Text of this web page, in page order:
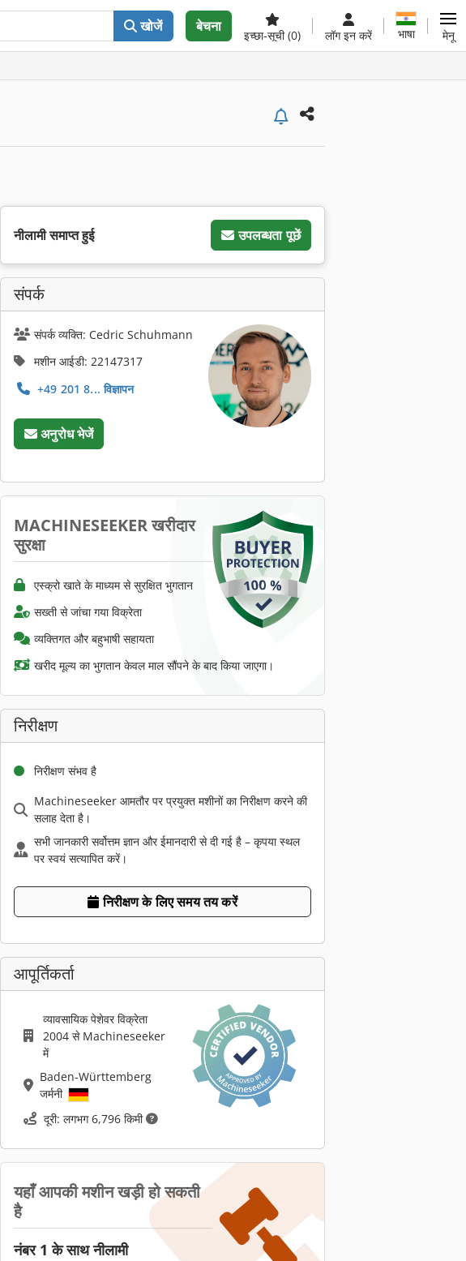
खोजें बेचना
इच्छा-सूची(0) लॉग इन करें भाषा मेनू
नीलामी समाप्त हुई उपलब्धता पूछें
संपर्क
संपर्क व्यक्ति: Cedric Schuhmann
मशीन आईडी: 22147317
+49 201 8... विज्ञापन
अनुरोध भेजें
MACHINESEEKER खरीदार
सुरक्षा
एस्क्रो खाते के माध्यम से सुरक्षित भुगतान
सख्ती से जांचा गया विक्रेता
व्यक्तिगत और बहुभाषी सहायता
खरीद मूल्य का भुगतान केवल माल सौंपने के बाद किया जाएगा।
निरीक्षण
निरीक्षण संभव है
Machineseeker आमतौर पर प्रयुक्त मशीनों का निरीक्षण करने की
सलाह देता है।
सभी जानकारी सर्वोत्तम ज्ञान और ईमानदारी से दी गई है – कृपया स्थल
पर स्वयं सत्यापित करें।
निरीक्षण के लिए समय तय करें
आपूर्तिकर्ता
व्यावसायिक पेशेवर विक्रेता
2004 से Machineseeker
में
Baden-Württemberg
जर्मनी
दूरी: लगभग 6,796 किमी
यहाँ आपकी मशीन खड़ी हो सकती
है
नंबर 1 के साथ नीलामी